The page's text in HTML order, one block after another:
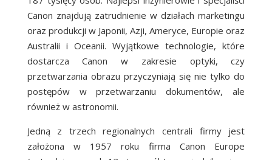
Canon znajdują zatrudnienie w działach marketingu
oraz produkcji w Japonii, Azji, Ameryce, Europie oraz
Australii i Oceanii. Wyjątkowe technologie, które
dostarcza Canon w zakresie optyki, czy
przetwarzania obrazu przyczyniają się nie tylko do
postępów w przetwarzaniu dokumentów, ale
również w astronomii.
Jedną z trzech regionalnych centrali firmy jest
założona w 1957 roku firma Canon Europe